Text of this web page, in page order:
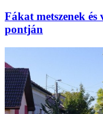
Fákat metszenek
pontján